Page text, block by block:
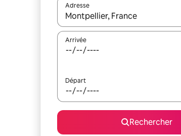
Adresse
Lorsque les résultats s'affichent,
Arrivée
Départ
Rechercher